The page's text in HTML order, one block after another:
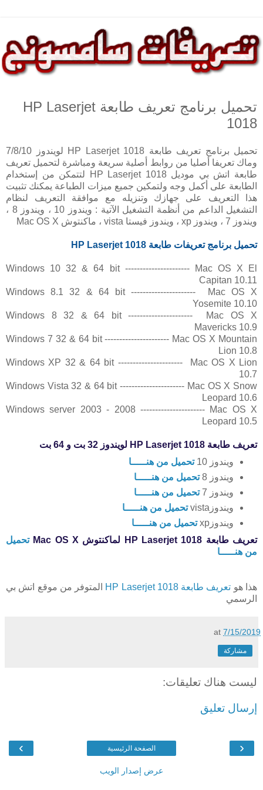
تحميل برنامج تعريف طابعة HP Laserjet
1018
تحميل برنامج تعريف طابعة HP Laserjet 1018 لويندوز 7/8/10
وماك تعريفا أصليا من روابط أصلية سريعة ومباشرة لتحميل تعريف
طابعة اتش بي موديل HP Laserjet 1018 لتتمكن من إستخدام
الطابعة على أكمل وجه ولتمكين جميع ميزات الطباعة يمكنك تثبيت
هذا التعريف على جهازك وتنزيله مع موافقة التعريف لنظام
التشغيل الداعم من أنظمة التشغيل الآتية : ويندوز 10 ، ويندوز 8 ،
ويندوز 7 ، ويندوز xp ، ويندوز فيستا vista ، ماكنتوش Mac OS X
تحميل برنامج تعريفات طابعة HP Laserjet 1018
Windows 10 32 & 64 bit ---------------------- Mac OS X El
Capitan 10.11
Windows 8.1 32 & 64 bit ---------------------- Mac OS X
Yosemite 10.10
Windows 8 32 & 64 bit ---------------------- Mac OS X
Mavericks 10.9
Windows 7 32 & 64 bit ---------------------- Mac OS X Mountain
Lion 10.8
Windows XP 32 & 64 bit ---------------------- Mac OS X Lion
10.7
Windows Vista 32 & 64 bit ---------------------- Mac OS X Snow
Leopard 10.6
Windows server 2003 - 2008 ---------------------- Mac OS X
Leopard 10.5
تعريف طابعة HP Laserjet 1018 لويندوز 32 بت و 64 بت
ويندوز 10
تحميل من هنـــــا
ويندوز 8
تحميل من هنـــــا
ويندوز 7
تحميل من هنـــــا
ويندوزvista
تحميل من هنـــــا
ويندوزxp
تحميل من هنـــــا
تعريف طابعة HP Laserjet 1018 لماكنتوش
Mac OS X
تحميل
من هنـــــا
هذا هو تعريف طابعة HP Laserjet 1018
المتوفر من موقع اتش بي
الرسمي
at7/15/2019
مشاركة
ليست هناك تعليقات:
إرسال تعليق
‹
› الصفحة الرئيسية
عرض إصدار الويب